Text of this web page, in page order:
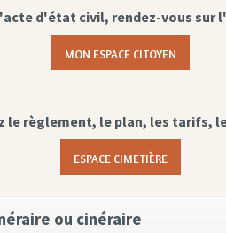
d'état civil, rendez-vous sur
MON ESPACE CITOYEN
le règlement, le plan, les tarifs,
ESPACE CIMETIÈRE
ou cinéraire